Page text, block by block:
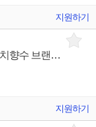
지원하기
# Kilian # 한남동FSS(매니저)/ 도산FSS # 킬리안 니치향수 브랜드 뷰티아티스트
지원하기